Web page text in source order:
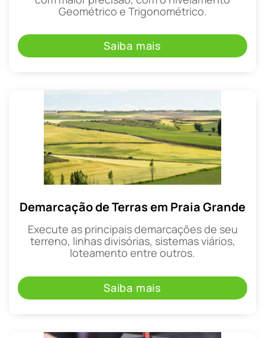
Geométrico e Trigonométrico.
Saiba mais
Demarcação de Terras em Praia Grande
Execute as principais demarcações de seu
terreno, linhas divisórias, sistemas viários,
loteamento entre outros.
Saiba mais